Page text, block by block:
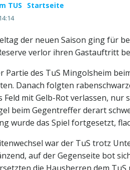
TUS Startseite
der neuen Saison ging für
verlor ihren Gastauftritt
Partie des TuS Mingolsheim
Danach folgten
Feld mit Gelb-Rot verlassen,
beim Gegentreffer derart
wurde das Spiel fortgesetzt,
war der TuS trotz
auf der Gegenseite bot